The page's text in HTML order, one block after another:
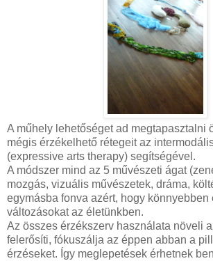
A műhely lehetőséget ad megtapasztalni
mégis érzékelhető rétegeit az
(expressive arts therapy) segítségével.
A módszer mind az 5 művészeti ágat
mozgás, vizuális művészetek, dráma,
egymásba fonva azért, hogy könnyebben
változásokat az életünkben.
Az összes érzékszerv használata növeli
felerősíti, fókuszálja az éppen abban a
érzéseket. Így meglepetések érhetnek